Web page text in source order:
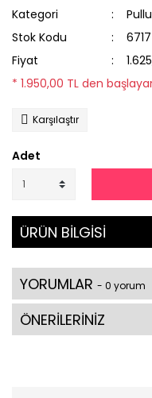
Kategori
Stok Kodu
6717
Fiyat
* 1.950,00 TL den
Karşılaştır
Adet
ÜRÜN BİLGİSİ
YORUMLAR - 0 yorum
ÖNERİLERİNİZ